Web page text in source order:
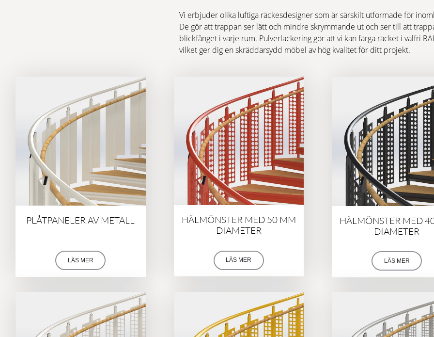
Vi erbjuder olika luftiga räckesdesigner som är särskilt utformade för
De gör att trappan ser lätt och mindre skrymmande ut och ser till att
blickfånget i varje rum. Pulverlackering gör att vi kan färga räcket i valfri
vilket ger dig en skräddarsydd möbel av hög kvalitet för ditt projekt.
PLÅTPANELER AV METALL
LÄS MER
HÅLMÖNSTER MED 50 MM
DIAMETER
LÄS MER
HÅLMÖNSTER MED
DIAMETER
LÄS MER